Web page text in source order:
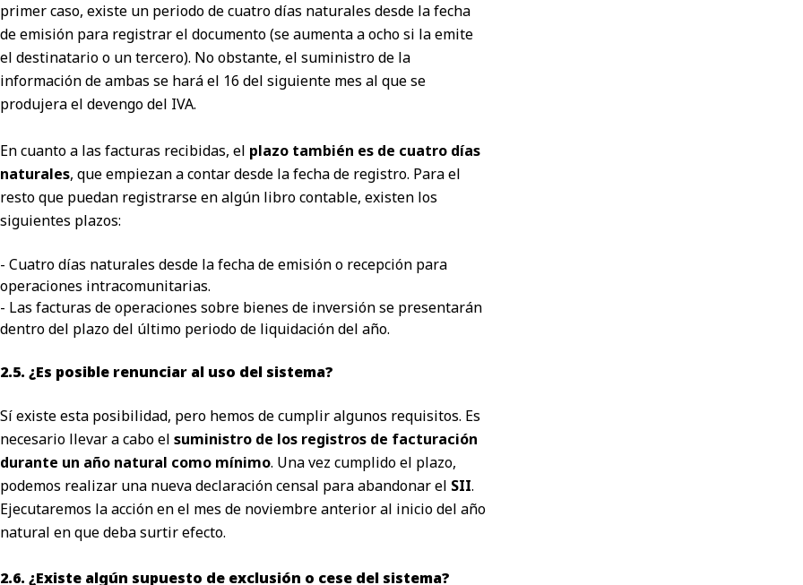
primer caso, existe un periodo de cuatro días naturales desde la fecha
de emisión para registrar el documento (se aumenta a ocho si la emite
el destinatario o un tercero). No obstante, el suministro de la
información de ambas se hará el 16 del siguiente mes al que se
produjera el devengo del IVA.
En cuanto a las facturas recibidas, el plazo también es de cuatro días
naturales, que empiezan a contar desde la fecha de registro. Para el
resto que puedan registrarse en algún libro contable, existen los
siguientes plazos:
- Cuatro días naturales desde la fecha de emisión o recepción para
operaciones intracomunitarias.
- Las facturas de operaciones sobre bienes de inversión se presentarán
dentro del plazo del último periodo de liquidación del año.
2.5. ¿Es posible renunciar al uso del sistema?
Sí existe esta posibilidad, pero hemos de cumplir algunos requisitos. Es
necesario llevar a cabo el suministro de los registros de facturación
durante un año natural como mínimo. Una vez cumplido el plazo,
podemos realizar una nueva declaración censal para abandonar el SII.
Ejecutaremos la acción en el mes de noviembre anterior al inicio del año
natural en que deba surtir efecto.
2.6. ¿Existe algún supuesto de exclusión o cese del sistema?